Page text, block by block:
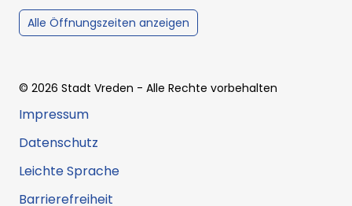
Alle Öffnungszeiten anzeigen
© 2026 Stadt Vreden - Alle Rechte vorbehalten
Impressum
Datenschutz
Leichte Sprache
Barrierefreiheit